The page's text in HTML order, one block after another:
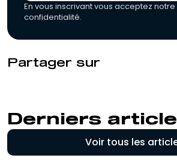
En vous inscrivant vous acceptez
confidentialité.
Partager sur
Derniers
Voir tous les